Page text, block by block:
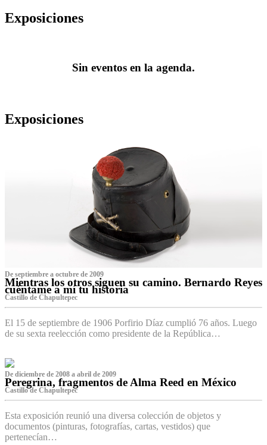
Exposiciones
Sin eventos en la agenda.
Exposiciones
De septiembre a octubre de 2009
Mientras los otros siguen su camino. Bernardo Reyes
cuéntame a mí tu historia
Castillo de Chapultepec
El 15 de septiembre de 1906 Porfirio Díaz cumplió 76 años. Luego
de su sexta reelección como presidente de la República…
De diciembre de 2008 a abril de 2009
Peregrina, fragmentos de Alma Reed en México
Castillo de Chapultepec
Esta exposición reunió una diversa colección de objetos y
documentos (pinturas, fotografías, cartas, vestidos) que
pertenecían…